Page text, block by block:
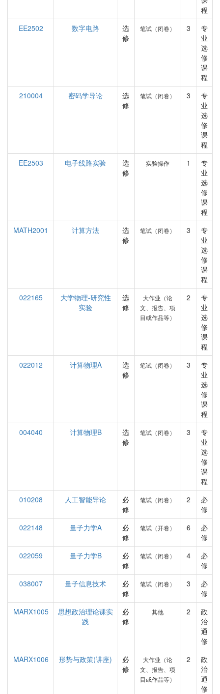
程
EE2502
数字电路
选
修
笔试（闭卷） 3
专
业
选
修
课
程
210004
密码学导论
选
修
笔试（闭卷） 3
专
业
选
修
课
程
EE2503
电子线路实验
选
修
实验操作 1
专
业
选
修
课
程
MATH2001
计算方法
选
修
笔试（闭卷） 3
专
业
选
修
课
程
022165
大学物理-研究性
实验
选
修
大作业（论
文、报告、项
目或作品等）
2
专
业
选
修
课
程
022012
计算物理A
选
修
笔试（闭卷） 3
专
业
选
修
课
程
004040
计算物理B
选
修
笔试（闭卷） 3
专
业
选
修
课
程
010208
人工智能导论
必
修
笔试（闭卷） 2
必
修
022148
量子力学A
必
修
笔试（开卷） 6
必
修
022059
量子力学B
必
修
笔试（闭卷） 4
必
修
038007
量子信息技术
必
修
笔试（闭卷） 3
必
修
MARX1005
思想政治理论课实
践
必
修
其他 2
政
治
通
修
MARX1006
形势与政策(讲座)
必
修
大作业（论
文、报告、项
目或作品等）
2
政
治
通
修